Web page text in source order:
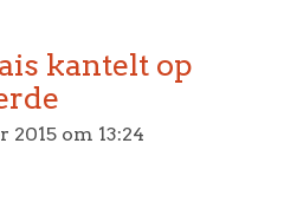
kantelt op
2015 om 13:24